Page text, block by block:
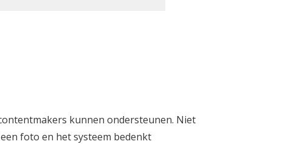
kunnen ondersteunen. Niet
foto en het systeem bedenkt